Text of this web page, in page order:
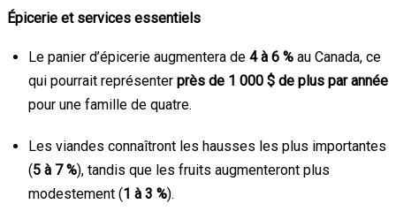
Épicerie et services essentiels
Le panier d’épicerie augmentera de 4 à 6 % au Canada, ce
qui pourrait représenter près de 1 000 $ de plus par année
pour une famille de quatre.
Les viandes connaîtront les hausses les plus importantes
(5 à 7 %), tandis que les fruits augmenteront plus
modestement (1 à 3 %).